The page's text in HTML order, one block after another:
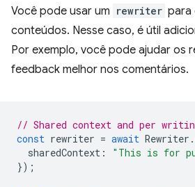
Você pode usar um rewriter para
conteúdos. Nesse caso, é útil
Por exemplo, você pode ajudar os
feedback melhor nos comentários.
// Shared context and per
const rewriter = await Rewriter .
sharedContext :
"This is for
});